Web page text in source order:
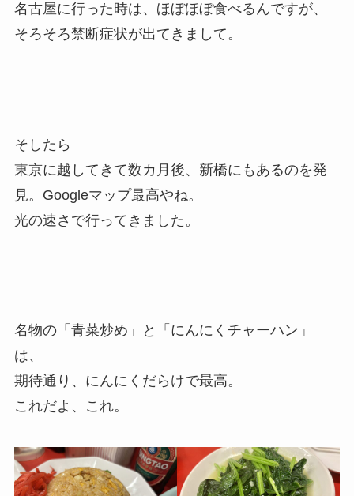
名古屋に行った時は、ほぼほぼ食べるんですが、
そろそろ禁断症状が出てきまして。
そしたら
東京に越してきて数カ月後、新橋にもあるのを発
見。Googleマップ最高やね。
光の速さで行ってきました。
名物の「青菜炒め」と「にんにくチャーハン」
は、
期待通り、にんにくだらけで最高。
これだよ、これ。